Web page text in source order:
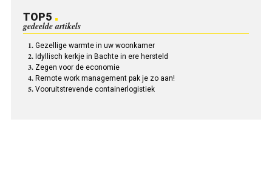
TOP5
gedeelde artikels
Gezellige warmte in uw woonkamer
Idyllisch kerkje in Bachte in ere hersteld
Zegen voor de economie
Remote work management pak je zo aan!
Vooruitstrevende containerlogistiek